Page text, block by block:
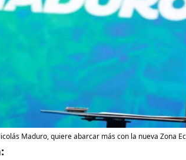
Maduro, quiere abarcar más con la nueva Zona